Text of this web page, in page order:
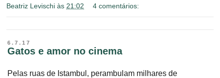
Beatriz Levischi às 21:02 4 comentários:
6.7.17
Gatos e amor no cinema
Pelas ruas de Istambul, perambulam milhares de